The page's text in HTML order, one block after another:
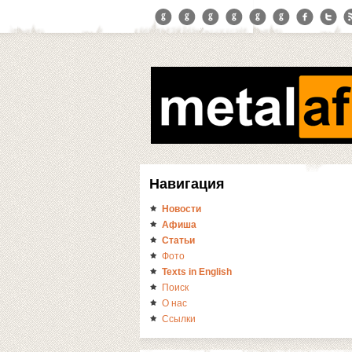
Навигация
Новости
Афиша
Статьи
Фото
Texts in English
Поиск
О нас
Ссылки